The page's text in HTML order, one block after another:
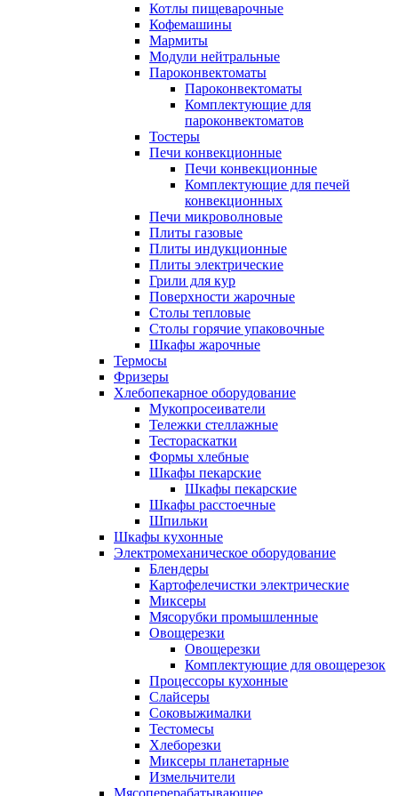
Котлы пищеварочные
Кофемашины
Мармиты
Модули нейтральные
Пароконвектоматы
Пароконвектоматы
Комплектующие для
пароконвектоматов
Тостеры
Печи конвекционные
Печи конвекционные
Комплектующие для печей
конвекционных
Печи микроволновые
Плиты газовые
Плиты индукционные
Плиты электрические
Грили для кур
Поверхности жарочные
Столы тепловые
Столы горячие упаковочные
Шкафы жарочные
Термосы
Фризеры
Хлебопекарное оборудование
Мукопросеиватели
Тележки стеллажные
Тестораскатки
Формы хлебные
Шкафы пекарские
Шкафы пекарские
Шкафы расстоечные
Шпильки
Шкафы кухонные
Электромеханическое оборудование
Блендеры
Картофелечистки электрические
Миксеры
Мясорубки промышленные
Овощерезки
Овощерезки
Комплектующие для овощерезок
Процессоры кухонные
Слайсеры
Соковыжималки
Тестомесы
Хлеборезки
Миксеры планетарные
Измельчители
Мясоперерабатывающее